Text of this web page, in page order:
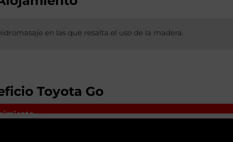
en las que resalta el uso de la madera.
Toyota Go